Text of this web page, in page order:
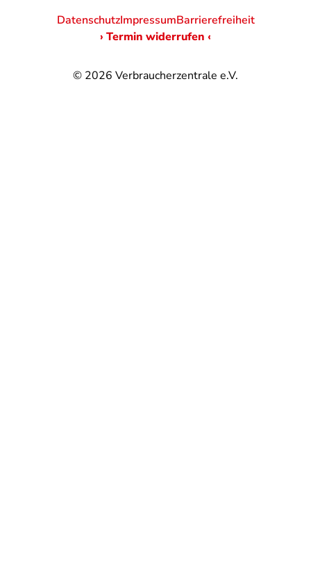
© 2026 Verbraucherzentrale e.V.
DatenschutzImpressumBarrierefreiheit
› Termin widerrufen ‹